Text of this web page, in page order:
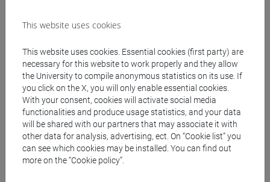
fi 30 cfu allegato 2
ISTITUTI DI ISTRUZIONE DI II GRADO
(GIAPPONESE) - AJ24 - Formazione iniziale
insegnanti
fi 30 cfu allegato 2
[FI25] LINGUE E CULTURE STRANIERE NEGLI
ISTITUTI DI ISTRUZIONE DI II GRADO
(PORTOGHESE) - AN24 - Formazione iniziale
insegnanti
fi 30 cfu allegato 2
This website uses cookies
This website uses cookies. Essential cookies (first party) are
necessary for this website to work properly and they allow
the University to compile anonymous statistics on its use. If
you click on the X, you will only enable essential cookies.
With your consent, cookies will activate social media
functionalities and produce usage statistics, and your data
will be shared with our partners that may associate it with
other data for analysis, advertising, ect. On “Cookie list” you
can see which cookies may be installed. You can find out
more on the “Cookie policy”.